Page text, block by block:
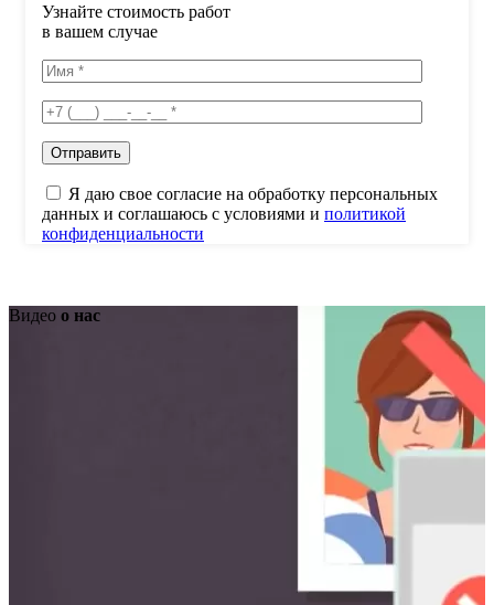
Узнайте стоимость работ
в вашем случае
Я даю свое согласие на обработку персональных
данных и соглашаюсь с условиями и политикой
конфиденциальности
Видео о нас